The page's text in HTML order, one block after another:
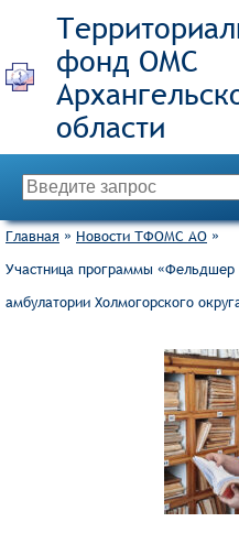
фонд ОМС
Главная » Новости ТФОМС АО »
Участница программы «Фельдшер
амбулатории Холмогорского